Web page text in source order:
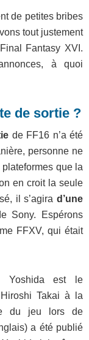
de petites bribes
tout justement
Fantasy XVI.
à quoi
de sortie ?
de FF16 n’a été
personne ne
que la
en croit la seule
il s’agira d’une
Sony. Espérons
FFXV, qui était
Yoshida est le
Takai à la
du jeu lors de
a été publié